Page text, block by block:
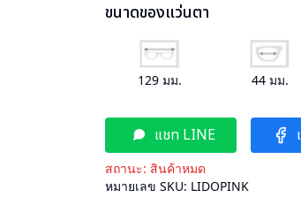
ขนาดของแว่นตา
129 มม. 44 มม.
แชท LINE
สถานะ: สินค้าหมด
หมายเลข SKU: LIDOPINK